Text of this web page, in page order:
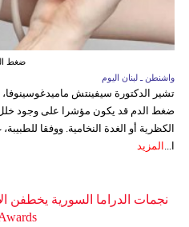
ضغط
واشنطن ـ لبنان اليوم
تشير الدكتورة سيفينتش
ضغط الدم قد يكون مؤشرا على وجود خلل
الكظرية أو الغدة النخامية. ووفقا
ا...
المزيد
نجمات الدراما السورية يخطفن